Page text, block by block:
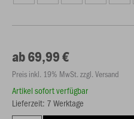
ab 69,99 €
Preis inkl. 19% MwSt. zzgl. Versand
Artikel sofort verfügbar
Lieferzeit: 7 Werktage